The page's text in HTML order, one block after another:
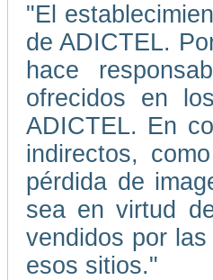
"El
de ADICTEL.
hace
ofrecidos en
ADICTEL. En
indirectos,
pérdida de
sea en virtud
vendidos por
esos sitios."